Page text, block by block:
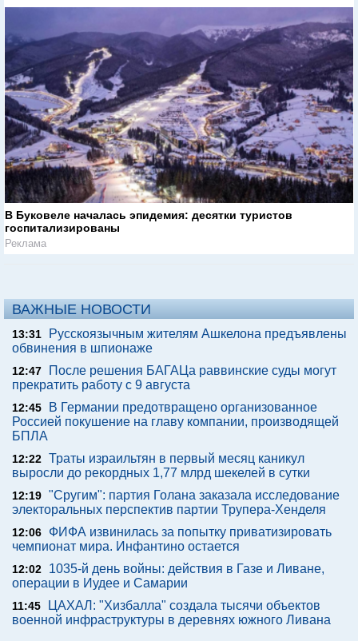
В Буковеле началась эпидемия: десятки туристов
госпитализированы
Реклама
ВАЖНЫЕ НОВОСТИ
13:31
Русскоязычным жителям Ашкелона предъявлены
обвинения в шпионаже
12:47
После решения БАГАЦа раввинские суды могут
прекратить работу с 9 августа
12:45
В Германии предотвращено организованное
Россией покушение на главу компании, производящей
БПЛА
12:22 Траты израильтян в первый месяц каникул
выросли до рекордных 1,77 млрд шекелей в сутки
12:19 "Сругим": партия Голана заказала исследование
электоральных перспектив партии Трупера-Хенделя
12:06
ФИФА извинилась за попытку приватизировать
чемпионат мира. Инфантино остается
12:02
1035-й день войны: действия в Газе и Ливане,
операции в Иудее и Самарии
11:45
ЦАХАЛ: "Хизбалла" создала тысячи объектов
военной инфраструктуры в деревнях южного Ливана